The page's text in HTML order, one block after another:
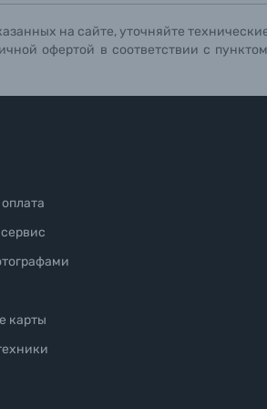
на сайте, уточняйте
офертой в соответствии с
карты